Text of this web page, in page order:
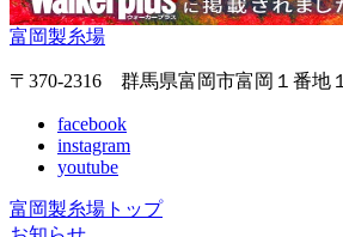
富岡製糸場
〒370-2316 群馬県富岡市富岡１番地１
facebook
instagram
youtube
富岡製糸場トップ